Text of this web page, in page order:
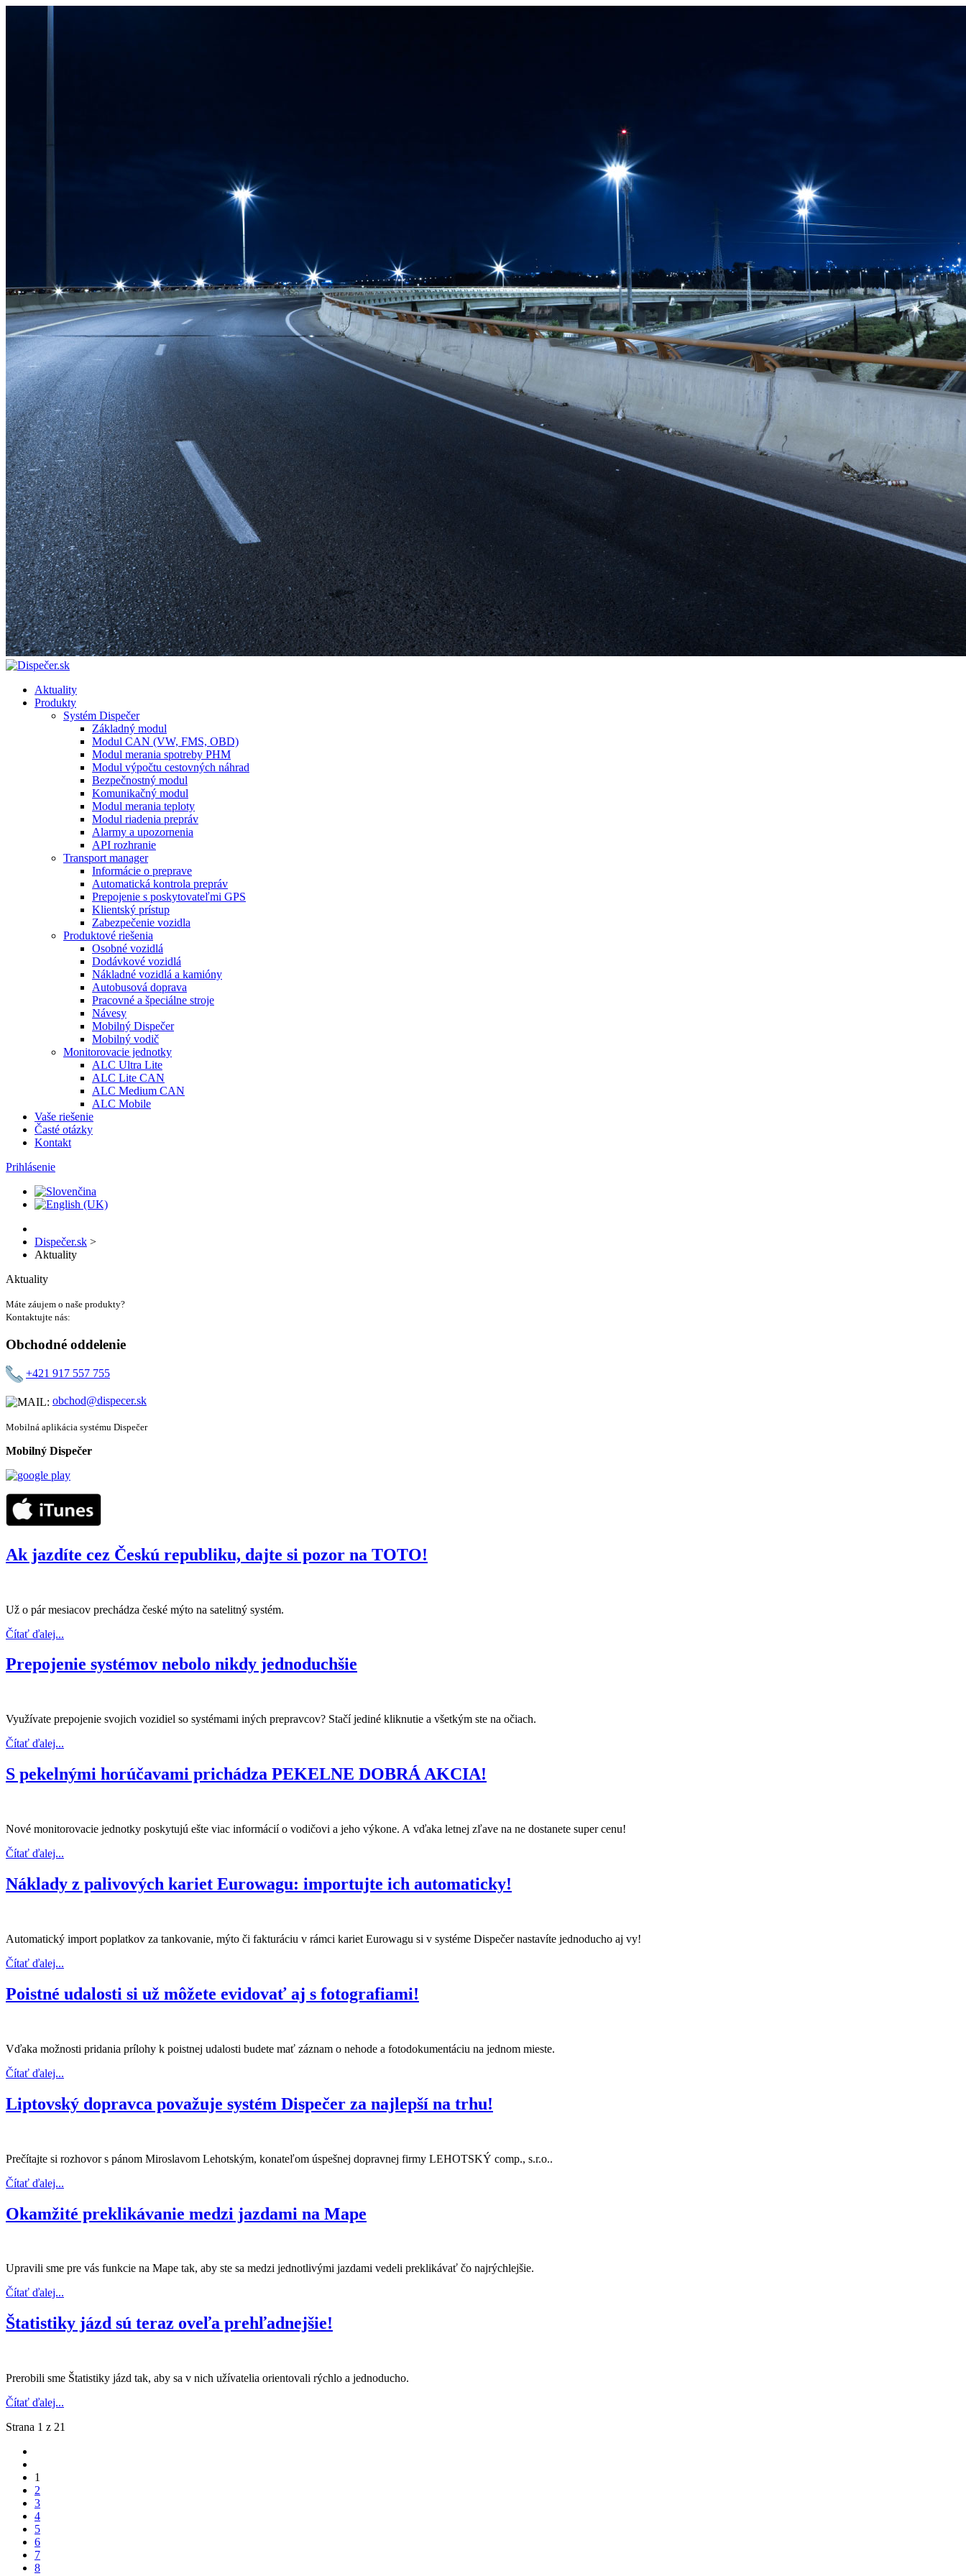
Aktuality
Produkty
Systém Dispečer
Základný modul
Modul CAN (VW, FMS, OBD)
Modul merania spotreby PHM
Modul výpočtu cestovných náhrad
Bezpečnostný modul
Komunikačný modul
Modul merania teploty
Modul riadenia prepráv
Alarmy a upozornenia
API rozhranie
Transport manager
Informácie o preprave
Automatická kontrola prepráv
Prepojenie s poskytovateľmi GPS
Klientský prístup
Zabezpečenie vozidla
Produktové riešenia
Osobné vozidlá
Dodávkové vozidlá
Nákladné vozidlá a kamióny
Autobusová doprava
Pracovné a špeciálne stroje
Návesy
Mobilný Dispečer
Mobilný vodič
Monitorovacie jednotky
ALC Ultra Lite
ALC Lite CAN
ALC Medium CAN
ALC Mobile
Vaše riešenie
Časté otázky
Kontakt
Prihlásenie
Dispečer.sk >
Aktuality
Aktuality
Máte záujem o naše produkty?
Kontaktujte nás:
Obchodné oddelenie
+421 917 557 755
obchod@dispecer.sk
Mobilná aplikácia systému Dispečer
Mobilný Dispečer
Ak jazdíte cez Českú republiku, dajte si pozor na TOTO!
Už o pár mesiacov prechádza české mýto na satelitný systém.
Čítať ďalej...
Prepojenie systémov nebolo nikdy jednoduchšie
Využívate prepojenie svojich vozidiel so systémami iných prepravcov? Stačí jediné kliknutie a všetkým ste na očiach.
Čítať ďalej...
S pekelnými horúčavami prichádza PEKELNE DOBRÁ AKCIA!
Nové monitorovacie jednotky poskytujú ešte viac informácií o vodičovi a jeho výkone. A vďaka letnej zľave na ne dostanete super cenu!
Čítať ďalej...
Náklady z palivových kariet Eurowagu: importujte ich automaticky!
Automatický import poplatkov za tankovanie, mýto či fakturáciu v rámci kariet Eurowagu si v systéme Dispečer nastavíte jednoducho aj vy!
Čítať ďalej...
Poistné udalosti si už môžete evidovať aj s fotografiami!
Vďaka možnosti pridania prílohy k poistnej udalosti budete mať záznam o nehode a fotodokumentáciu na jednom mieste.
Čítať ďalej...
Liptovský dopravca považuje systém Dispečer za najlepší na trhu!
Prečítajte si rozhovor s pánom Miroslavom Lehotským, konateľom úspešnej dopravnej firmy LEHOTSKÝ comp., s.r.o..
Čítať ďalej...
Okamžité preklikávanie medzi jazdami na Mape
Upravili sme pre vás funkcie na Mape tak, aby ste sa medzi jednotlivými jazdami vedeli preklikávať čo najrýchlejšie.
Čítať ďalej...
Štatistiky jázd sú teraz oveľa prehľadnejšie!
Prerobili sme Štatistiky jázd tak, aby sa v nich užívatelia orientovali rýchlo a jednoducho.
Čítať ďalej...
Strana 1 z 21
1
2
3
4
5
6
7
8